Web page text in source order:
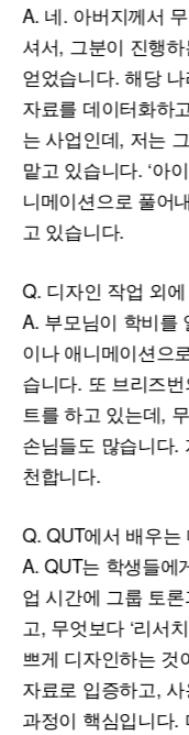
A. 네. 아버지께서
셔서, 그분이 진행
얻었습니다. 해당
자료를 데이터화하
는 사업인데, 저는
맡고 있습니다. ‘아
니메이션으로 풀어
고 있습니다.
Q. 디자인 작업 외
A. 부모님이 학비를
이나 애니메이션으
습니다. 또 브리즈
트를 하고 있는데,
손님들도 많습니다.
천합니다.
Q. QUT에서 배우
A. QUT는 학생들에
업 시간에 그룹 토
고, 무엇보다 ‘리서
쁘게 디자인하는 것
자료로 입증하고,
과정이 핵심입니다.